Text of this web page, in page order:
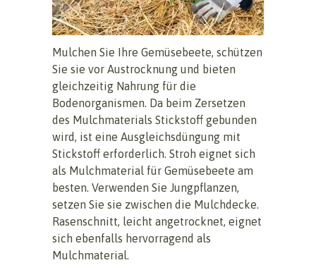
Mulchen Sie Ihre Gemüsebeete, schützen
Sie sie vor Austrocknung und bieten
gleichzeitig Nahrung für die
Bodenorganismen. Da beim Zersetzen
des Mulchmaterials Stickstoff gebunden
wird, ist eine Ausgleichsdüngung mit
Stickstoff erforderlich. Stroh eignet sich
als Mulchmaterial für Gemüsebeete am
besten. Verwenden Sie Jungpflanzen,
setzen Sie sie zwischen die Mulchdecke.
Rasenschnitt, leicht angetrocknet, eignet
sich ebenfalls hervorragend als
Mulchmaterial.